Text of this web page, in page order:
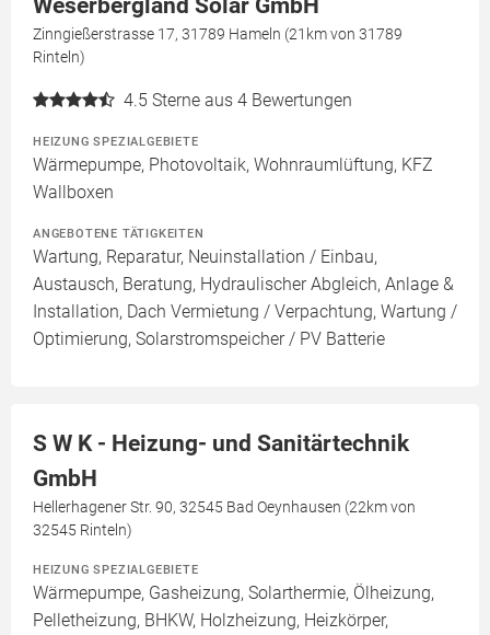
Zinngießerstrasse 17, 31789 Hameln (21km von 31789
Rinteln)
4.5 Sterne aus 4 Bewertungen
HEIZUNG SPEZIALGEBIETE
Wärmepumpe, Photovoltaik, Wohnraumlüftung, KFZ
Wallboxen
ANGEBOTENE TÄTIGKEITEN
Wartung, Reparatur, Neuinstallation / Einbau,
Austausch, Beratung, Hydraulischer Abgleich, Anlage &
Installation, Dach Vermietung / Verpachtung, Wartung /
Optimierung, Solarstromspeicher / PV Batterie
S W K - Heizung- und Sanitärtechnik
GmbH
Hellerhagener Str. 90, 32545 Bad Oeynhausen (22km von
32545 Rinteln)
HEIZUNG SPEZIALGEBIETE
Wärmepumpe, Gasheizung, Solarthermie, Ölheizung,
Pelletheizung, BHKW, Holzheizung, Heizkörper,